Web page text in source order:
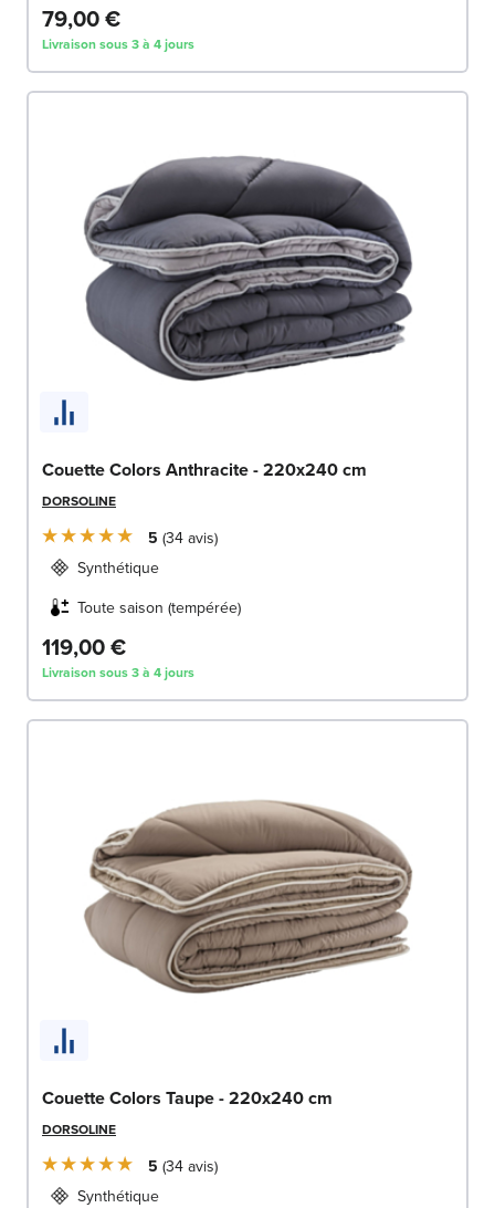
79,00 €
Livraison sous 3 à 4 jours
Couette Colors Anthracite - 220x240 cm
DORSOLINE
5 34 avis
Synthétique
Toute saison (tempérée)
119,00 €
Livraison sous 3 à 4 jours
Couette Colors Taupe - 220x240 cm
DORSOLINE
5 34 avis
Synthétique